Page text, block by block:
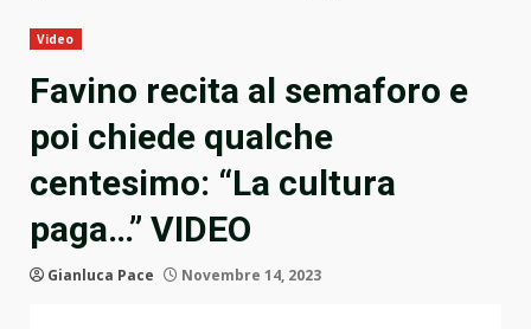
Video
Favino recita al semaforo e
poi chiede qualche
centesimo: “La cultura
paga…” VIDEO
Gianluca Pace Novembre 14, 2023